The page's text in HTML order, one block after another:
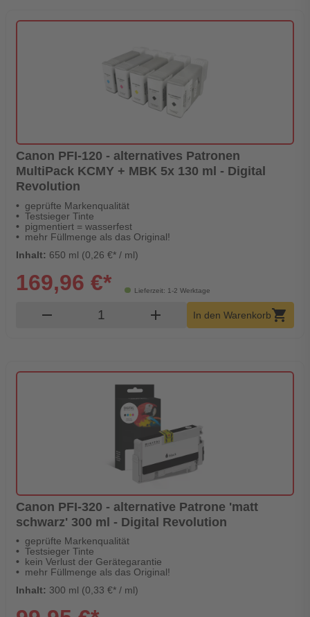
Canon PFI-120 - alternatives Patronen
MultiPack KCMY + MBK 5x 130 ml - Digital
Revolution
geprüfte Markenqualität
Testsieger Tinte
pigmentiert = wasserfest
mehr Füllmenge als das Original!
Inhalt: 650 ml (0,26 €* / ml)
Lieferzeit: 1-2 Werktage
169,96 €*
remove Produkt Warenkorb Menge
add In den Warenkorbshopping_cart
Canon PFI-320 - alternative Patrone 'matt
schwarz' 300 ml - Digital Revolution
geprüfte Markenqualität
Testsieger Tinte
kein Verlust der Gerätegarantie
mehr Füllmenge als das Original!
Inhalt: 300 ml (0,33 €* / ml)